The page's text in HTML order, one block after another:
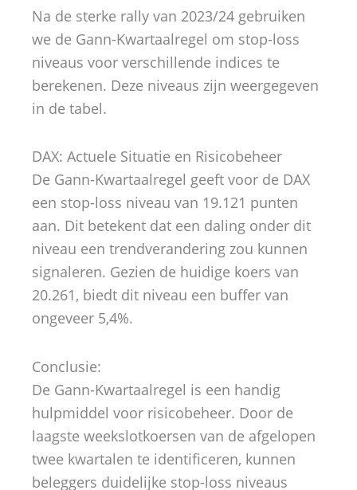
Na de sterke rally van 2023/24 gebruiken
we de Gann-Kwartaalregel om stop-loss
niveaus voor verschillende indices te
berekenen. Deze niveaus zijn weergegeven
in de tabel.
DAX: Actuele Situatie en Risicobeheer
De Gann-Kwartaalregel geeft voor de DAX
een stop-loss niveau van 19.121 punten
aan. Dit betekent dat een daling onder dit
niveau een trendverandering zou kunnen
signaleren. Gezien de huidige koers van
20.261, biedt dit niveau een buffer van
ongeveer 5,4%.
Conclusie:
De Gann-Kwartaalregel is een handig
hulpmiddel voor risicobeheer. Door de
laagste weekslotkoersen van de afgelopen
twee kwartalen te identificeren, kunnen
beleggers duidelijke stop-loss niveaus